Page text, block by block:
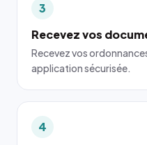
3
Recevez vos
Recevez vos
application sécurisée.
4